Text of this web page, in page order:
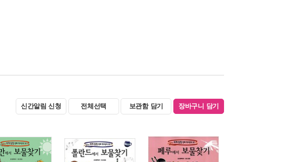
신간알림 신청 전체선택 보관함 담기 장바구니 담기